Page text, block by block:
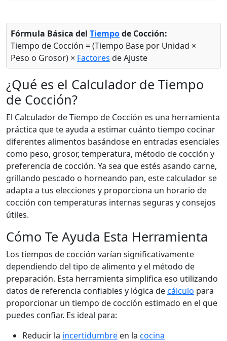
Fórmula Básica del Tiempode Cocción:
Tiempo de Cocción = (Tiempo Base por Unidad ×
Peso o Grosor) × Factores de Ajuste
¿Qué es el Calculador de Tiempo
de Cocción?
El Calculador de Tiempo de Cocción es una herramienta
práctica que te ayuda a estimar cuánto tiempo cocinar
diferentes alimentos basándose en entradas esenciales
como peso, grosor, temperatura, método de cocción y
preferencia de cocción. Ya sea que estés asando carne,
grillando pescado o horneando pan, este calculador se
adapta a tus elecciones y proporciona un horario de
cocción con temperaturas internas seguras y consejos
útiles.
Cómo Te Ayuda Esta Herramienta
Los tiempos de cocción varían significativamente
dependiendo del tipo de alimento y el método de
preparación. Esta herramienta simplifica eso utilizando
datos de referencia confiables y lógica decálculo para
proporcionar un tiempo de cocción estimado en el que
puedes confiar. Es ideal para:
Reducir la incertidumbre en la cocina